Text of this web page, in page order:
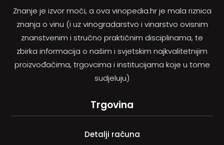
Znanje je izvor moći, a ova vinopedia.hr je mala riznica
znanja o vinu (i uz vinogradarstvo i vinarstvo ovisnim
znanstvenim i stručno praktičnim disciplinama, te
zbirka informacija o našim i svjetskim najkvalitetnijim
proizvođačima, trgovcima i institucijama koje u tome
sudjeluju)
Trgovina
Detalji računa